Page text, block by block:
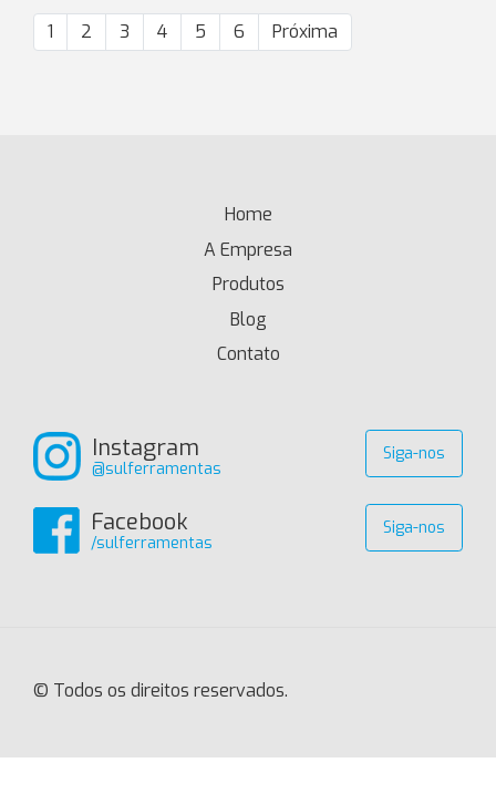
1 2 3 4 5 6 Próxima
Home
A Empresa
Produtos
Blog
Contato
Instagram
@sulferramentas
Siga-nos
Facebook
/sulferramentas
Siga-nos
© Todos os direitos reservados.